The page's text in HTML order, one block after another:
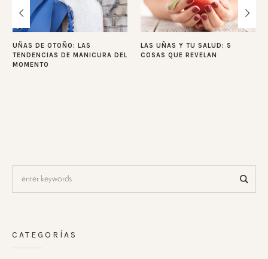
UÑAS DE OTOÑO: LAS
TENDENCIAS DE MANICURA DEL
MOMENTO
LAS UÑAS Y TU SALUD: 5
COSAS QUE REVELAN
CATEGORÍAS